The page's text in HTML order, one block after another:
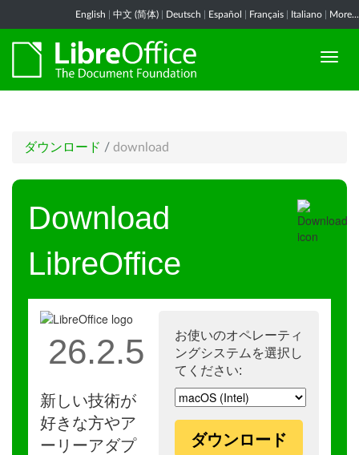
English 中文 (简体) Deutsch Español Français Italiano More...
ダウンロード / download
Download
LibreOffice
お使いのオペレーティ
ングシステムを選択し
てください:
ダウンロード
26.2.5
新しい技術が
好きな方やア
ーリーアダプ